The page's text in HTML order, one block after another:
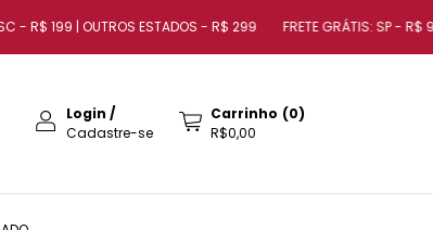
| OUTROS ESTADOS - R$ 299 FRETE GRÁTIS: SP - R$ 99 | RJ
Login /
Cadastre-se
Carrinho (0)
R$0,00